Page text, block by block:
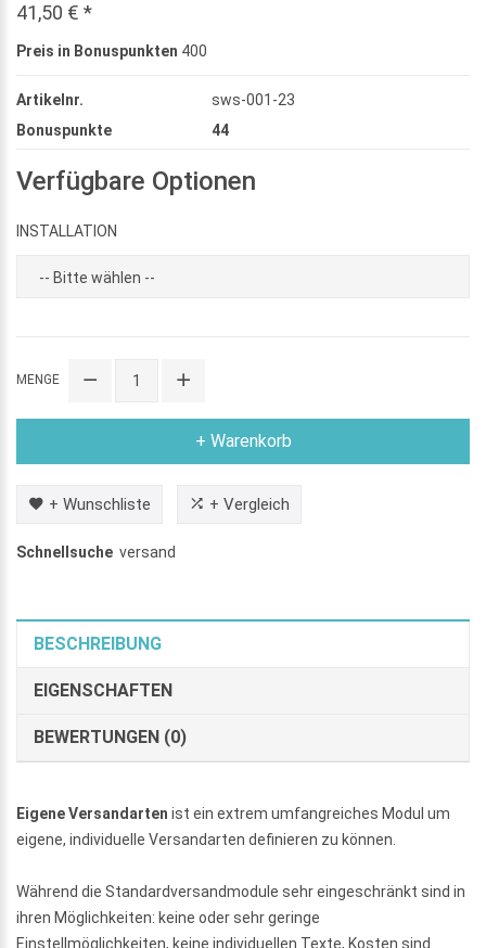
41,50 € *
Preis in Bonuspunkten 400
Artikelnr.
sws-001-23
Bonuspunkte
44
Verfügbare Optionen
INSTALLATION
MENGE
+ Warenkorb
+ Wunschliste + Vergleich
Schnellsuche versand
BESCHREIBUNG
EIGENSCHAFTEN
BEWERTUNGEN (0)
Eigene Versandarten ist ein extrem umfangreiches Modul um
eigene, individuelle Versandarten definieren zu können.
Während die Standardversandmodule sehr eingeschränkt sind in
ihren Möglichkeiten: keine oder sehr geringe
Einstellmöglichkeiten, keine individuellen Texte, Kosten sind